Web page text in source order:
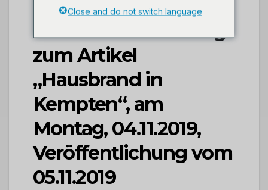
PRESSEPORTAL
POL-PDKH: Nachtrag
zum Artikel
„Hausbrand in
Kempten“, am
Montag, 04.11.2019,
Veröffentlichung vom
05.11.2019
Close and do not switch language